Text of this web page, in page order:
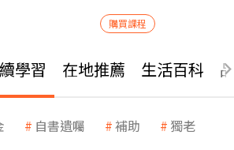
購買課程
學習 在地推薦 生活百科
自書遺囑 補助 獨老